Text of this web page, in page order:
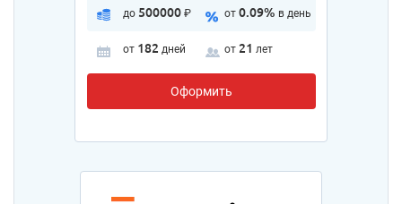
до 500000₽ от 0.09% в день
от 182 дней от 21 лет
Оформить